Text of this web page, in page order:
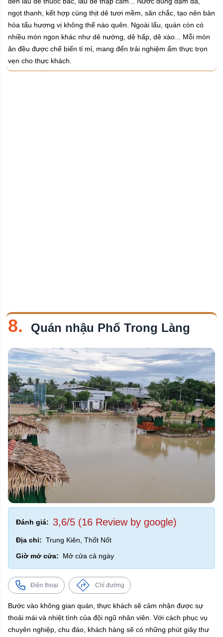
ngọt thanh, kết hợp cùng thịt dê tươi mềm, săn chắc, tạo nên bản
hòa tấu hương vị không thể nào quên. Ngoài lẩu, quán còn có
nhiều món ngon khác như dê nướng, dê hấp, dê xào... Mỗi món
ăn đều được chế biến tỉ mỉ, mang đến trải nghiệm ẩm thực trọn
vẹn cho thực khách.
8. Quán nhậu Phố Trong Làng
Đánh giá: 3,6/5 (16 Review by google)
Địa chỉ: Trung Kiên, Thốt Nốt
Giờ mở cửa:
Mở cửa cả ngày
Điện thoại Chỉ đường
Bước vào không gian quán, thực khách sẽ cảm nhận được sự
thoải mái và nhiệt tình của đội ngũ nhân viên. Với cách phục vụ
chuyên nghiệp, chu đáo, khách hàng sẽ có những phút giây thư